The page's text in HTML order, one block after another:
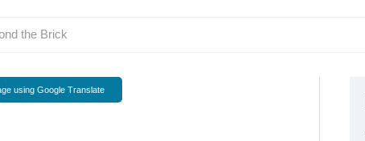
the Brick
using Google Translate